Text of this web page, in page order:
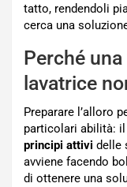
tatto, rendendoli
cerca una
Perché
lavatrice
Preparare l’alloro
particolari abilità:
principi attivi delle
avviene facendo
di ottenere una